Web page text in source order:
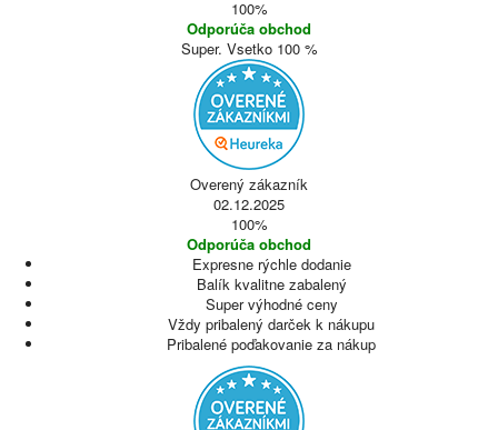
100%
Odporúča obchod
Super. Vsetko 100 %
Overený zákazník
02.12.2025
100%
Odporúča obchod
Expresne rýchle dodanie
Balík kvalitne zabalený
Super výhodné ceny
Vždy pribalený darček k nákupu
Pribalené poďakovanie za nákup